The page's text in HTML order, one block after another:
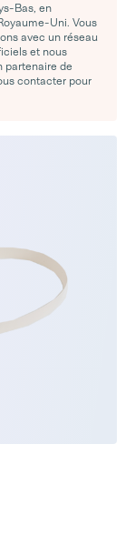
Bas, en
Uni. Vous
avec un réseau
et nous
partenaire de
contacter pour